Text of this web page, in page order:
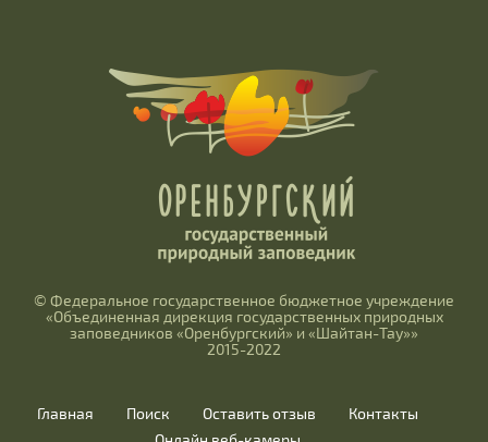
© Федеральное государственное бюджетное учреждение
«Объединенная дирекция государственных природных
заповедников «Оренбургский» и «Шайтан-Тау»»
2015-2022
Главная Поиск Оставить отзыв
Контакты